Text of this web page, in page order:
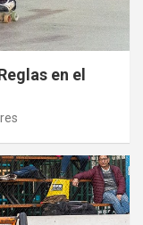
en el